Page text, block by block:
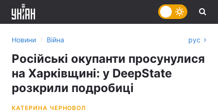
Новини › Війна рус
Російські окупанти просунулися
на Харківщині: у DeepState
розкрили подробиці
КАТЕРИНА ЧЕРНОВОЛ